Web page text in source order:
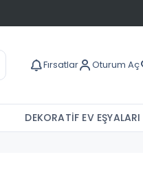
Fırsatlar Oturum Aç
DEKORATİF EV EŞYALARI